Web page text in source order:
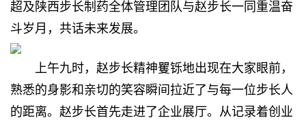
超及陕西步长制药全体管理团队与赵步长一同重温奋
斗岁月，共话未来发展。
上午九时，赵步长精神矍铄地出现在大家眼前，
熟悉的身影和亲切的笑容瞬间拉近了与每一位步长人
的距离。赵步长首先走进了企业展厅。从记录着创业